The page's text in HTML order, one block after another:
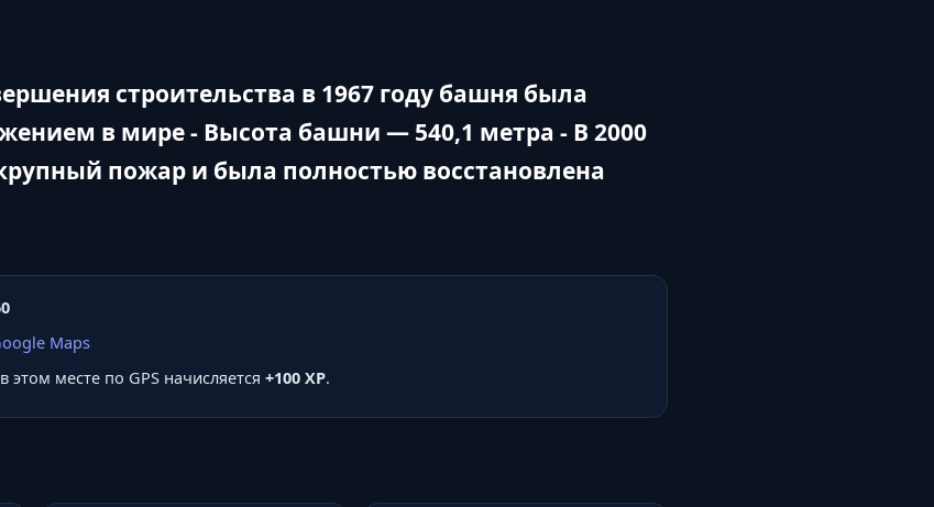
строительства в 1967 году башня была
в мире - Высота башни — 540,1 метра - В 2000
пожар и была полностью восстановлена
Maps
этом месте по GPS начисляется +100 XP.